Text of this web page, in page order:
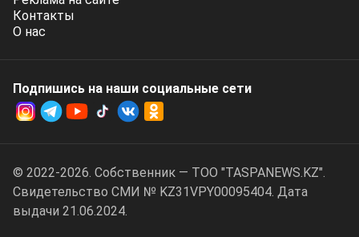
Контакты
О нас
Подпишись на наши социальные cети
© 2022-2026. Собственник — ТОО "TASPANEWS.KZ".
Cвидетельство СМИ № KZ31VPY00095404. Дата
выдачи 21.06.2024.